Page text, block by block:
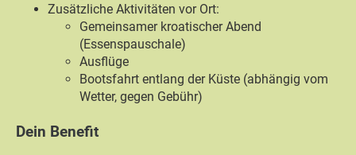
Zusätzliche Aktivitäten vor Ort:
Gemeinsamer kroatischer Abend
(Essenspauschale)
Ausflüge
Bootsfahrt entlang der Küste (abhängig vom
Wetter, gegen Gebühr)
Dein Benefit